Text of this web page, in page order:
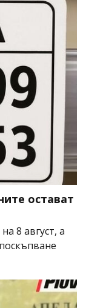
остават
8 август, а